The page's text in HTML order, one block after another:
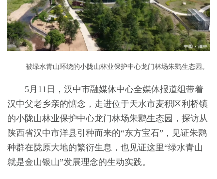
被绿水青山环绕的小陇山林业保护中心龙门林场朱鹮生态园。
5月11日，汉中市融媒体中心全媒体报道组带着
汉中父老乡亲的惦念，走进位于天水市麦积区利桥镇
的小陇山林业保护中心龙门林场朱鹮生态园，探访从
陕西省汉中市洋县引种而来的“东方宝石”，见证朱鹮
种群在陇原大地的繁衍生息，也见证这里“绿水青山
就是金山银山”发展理念的生动实践。